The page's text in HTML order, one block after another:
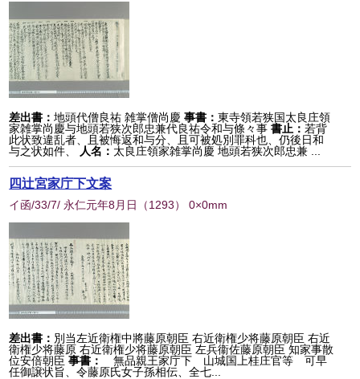
差出書：地頭代僧良祐 雑掌僧尚慶 事書：東寺領若狭国太良庄領
家雑掌尚慶与地頭若狭次郎忠兼代良祐令和与條々事 書止：若背
此状致違乱者、且被悔返和与分、且可被処別罪科也、仍後日和
与之状如件、
人名： 太良庄領家雑掌尚慶 地頭若狭次郎忠兼 ...
四辻宮家庁下文案
イ函/33/7/ 永仁元年8月日 （1293） 0×0mm
差出書： 別当左近衛権中將藤原朝臣 右近衛権少将藤原朝臣 右近
衛権少将藤原 右近衛権少将藤原朝臣 左兵衞佐藤原朝臣 知家事散
位安倍朝臣 事書：
無品親王家庁下 山城国上桂庄官等 可早
任御譲状旨、令藤原氏女子孫相伝、全七...